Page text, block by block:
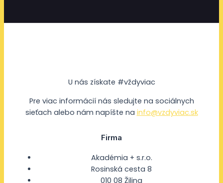
U nás získate #vždyviac
Pre viac informácií nás sledujte na sociálnych
sieťach alebo nám napíšte na info@vzdyviac.sk
Firma
Akadémia + s.r.o.
Rosinská cesta 8
010 08 Žilina